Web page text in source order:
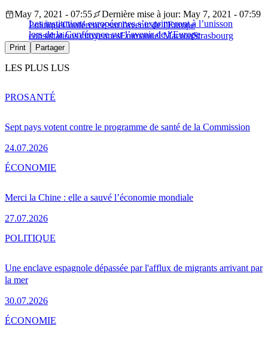
Les institutions européennes s’exprimeront à l’unisson
lors de la Conférence sur l’avenir de l’Europe
May 7, 2021 - 07:55
Dernière mise à jour: May 7, 2021 - 07:59
PolitiqueConférence sur l'avenir de l'Europe
consultations citoyennesEmmanuel MacronStrasbourg
Print Partager
LES PLUS LUS
Sept pays votent contre le programme de santé de la Commission
24.07.2026
PROSANTÉ
Merci la Chine : elle a sauvé l’économie mondiale
27.07.2026
ÉCONOMIE
Une enclave espagnole dépassée par l'afflux de migrants arrivant par
la mer
30.07.2026
POLITIQUE
ÉCONOMIE